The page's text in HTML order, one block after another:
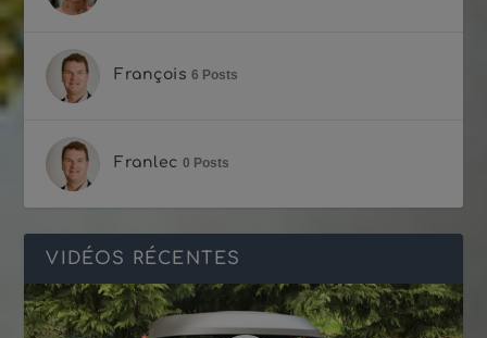
François 6 Posts
Franlec 0 Posts
VIDÉOS RÉCENTES